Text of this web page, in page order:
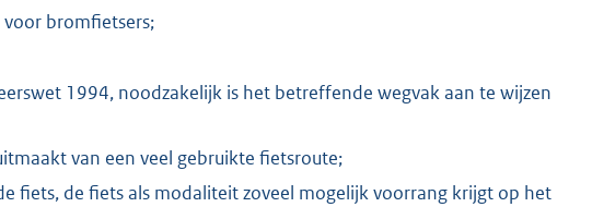
bromfietsers;
1994, noodzakelijk is het betreffende wegvak aan te wijzen
van een veel gebruikte fietsroute;
fiets, de fiets als modaliteit zoveel mogelijk voorrang krijgt op het